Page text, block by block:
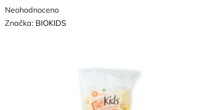
Průměrné
hodnocení
Neohodnoceno
Značka: BIOKIDS